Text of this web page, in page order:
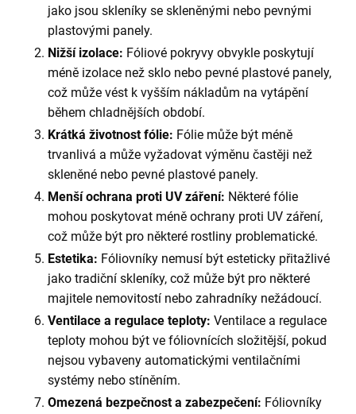
jako jsou skleníky se skleněnými nebo pevnými
plastovými panely.
Nižší izolace: Fóliové pokryvy obvykle poskytují
méně izolace než sklo nebo pevné plastové panely,
což může vést k vyšším nákladům na vytápění
během chladnějších období.
Krátká životnost fólie: Fólie může být méně
trvanlivá a může vyžadovat výměnu častěji než
skleněné nebo pevné plastové panely.
Menší ochrana proti UV záření: Některé fólie
mohou poskytovat méně ochrany proti UV záření,
což může být pro některé rostliny problematické.
Estetika: Fóliovníky nemusí být esteticky přitažlivé
jako tradiční skleníky, což může být pro některé
majitele nemovitostí nebo zahradníky nežádoucí.
Ventilace a regulace teploty: Ventilace a regulace
teploty mohou být ve fóliovnících složitější, pokud
nejsou vybaveny automatickými ventilačními
systémy nebo stíněním.
Omezená bezpečnost a zabezpečení: Fóliovníky